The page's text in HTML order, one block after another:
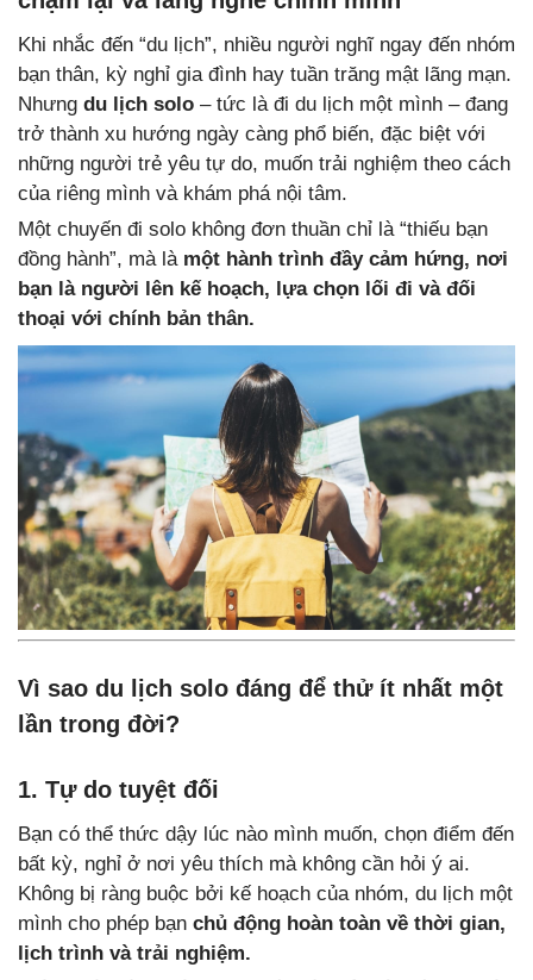
Khi nhắc đến “du lịch”, nhiều người nghĩ ngay đến nhóm
bạn thân, kỳ nghỉ gia đình hay tuần trăng mật lãng mạn.
Nhưng du lịch solo – tức là đi du lịch một mình – đang
trở thành xu hướng ngày càng phổ biến, đặc biệt với
những người trẻ yêu tự do, muốn trải nghiệm theo cách
của riêng mình và khám phá nội tâm.
Một chuyến đi solo không đơn thuần chỉ là “thiếu bạn
đồng hành”, mà là một hành trình đầy cảm hứng, nơi
bạn là người lên kế hoạch, lựa chọn lối đi và đối
thoại với chính bản thân.
Vì sao du lịch solo đáng để thử ít nhất một
lần trong đời?
1. Tự do tuyệt đối
Bạn có thể thức dậy lúc nào mình muốn, chọn điểm đến
bất kỳ, nghỉ ở nơi yêu thích mà không cần hỏi ý ai.
Không bị ràng buộc bởi kế hoạch của nhóm, du lịch một
mình cho phép bạn chủ động hoàn toàn về thời gian,
lịch trình và trải nghiệm.